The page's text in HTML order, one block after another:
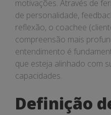
motivações. Através de
de personalidade,
reflexão, o coachee
compreensão mais
entendimento é
que esteja alinhado com
capacidades.
Definição